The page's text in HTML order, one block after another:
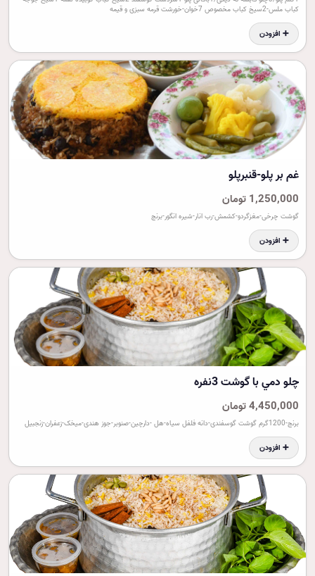
کباب ملس-2سیخ کباب مخصوص 7خوان-خورشت قرمه سبزی و قیمه
➕ افزودن
غم بر پلو-قنبرپلو
1,250,000 تومان
گوشت چرخی-مغزگردو-کشمش-رب انار-شیره انگور-برنج
➕ افزودن
چلو دمي با گوشت 3نفره
4,450,000 تومان
برنج-1200گرم گوشت گوسفندی-دانه فلفل سیاه-هل -دارچین-صنوبر-جوز هندی-میخک-زعفران-زنجبیل
➕ افزودن